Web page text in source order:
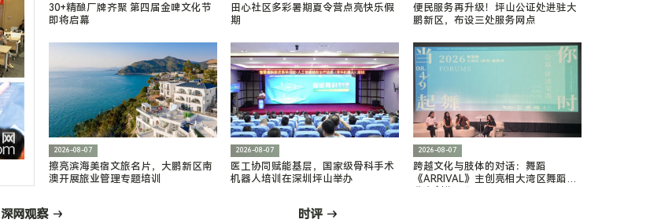
30+精酿厂牌齐聚 第四届金啤文化节
即将启幕
田心社区多彩暑期夏令营点亮快乐假
期
便民服务再升级！坪山公证处进驻大
鹏新区，布设三处服务网点
2026-08-07
擦亮滨海美宿文旅名片，大鹏新区南
澳开展旅业管理专题培训
2026-08-07
医工协同赋能基层，国家级骨科手术
机器人培训在深圳坪山举办
2026-08-07
跨越文化与肢体的对话：舞蹈
《ARRIVAL》主创亮相大湾区舞蹈周
深网观察 时评